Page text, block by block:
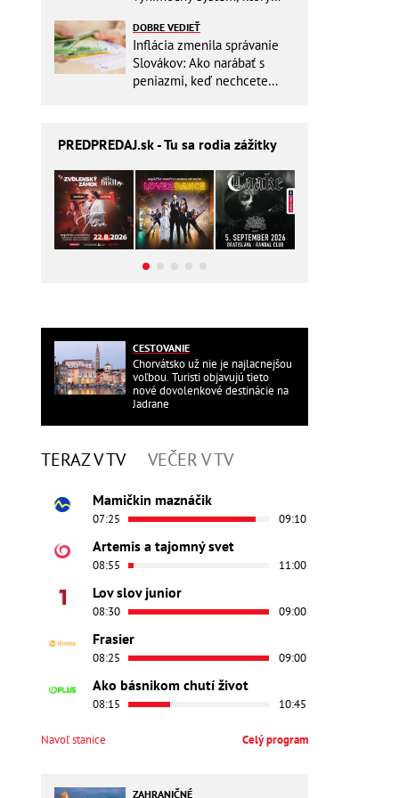
DOBRE VEDIEŤ
Inflácia zmenila správanie
Slovákov: Ako narábať s
peniazmi, keď nechcete
PREDPREDAJ.sk - Tu sa rodia zážitky
CESTOVANIE
Chorvátsko už nie je najlacnejšou
voľbou. Turisti objavujú tieto
nové dovolenkové destinácie na
Jadrane
TERAZ V TV VEČER V TV
Mamičkin maznáčik
07:25 09:10
Artemis a tajomný svet
08:55 11:00
Lov slov junior
08:30 09:00
Frasier
08:25 09:00
Ako básnikom chutí život
08:15 10:45
Navoľ stanice Celý program
ZAHRANIČNÉ